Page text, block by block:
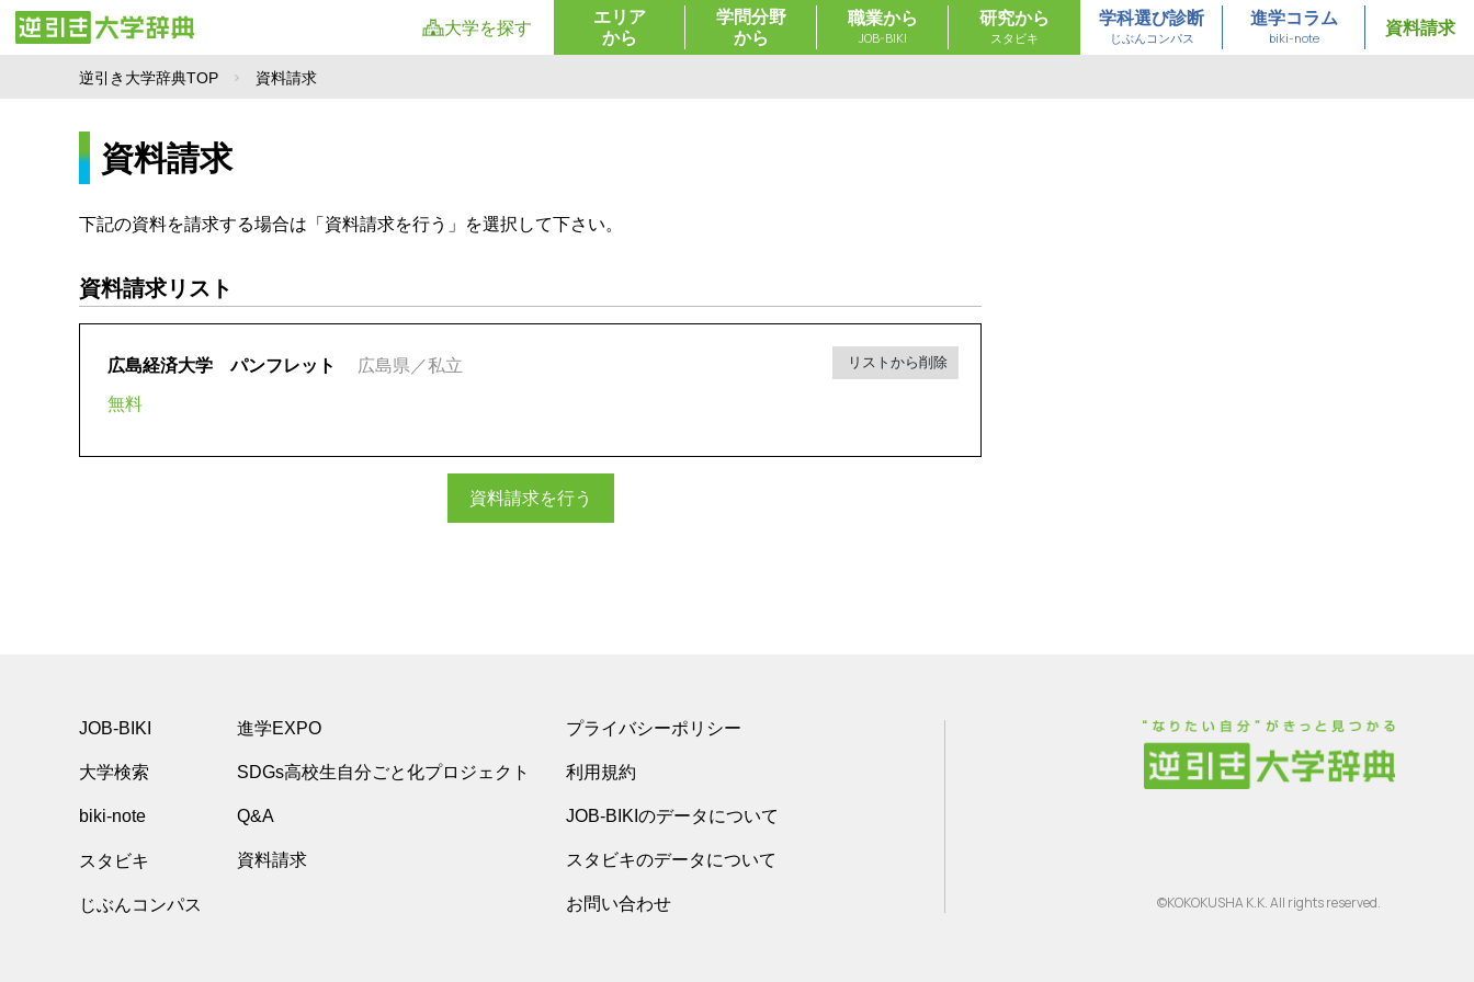
大学を探す
エリア
から
学問分野
から
職業から
JOB-BIKI
研究から
スタビキ
学科選び診断
じぶんコンパス
進学コラム
biki-note
資料請求
逆引き大学辞典TOP 資料請求
資料請求
下記の資料を請求する場合は「資料請求を行う」を選択して下さい。
資料請求リスト
広島経済大学 パンフレット 広島県／私立
無料
リストから削除
資料請求を行う
JOB-BIKI
大学検索
biki-note
スタビキ
じぶんコンパス
進学EXPO
SDGs高校生自分ごと化プロジェクト
Q&A
資料請求
プライバシーポリシー
利用規約
JOB-BIKIのデータについて
スタビキのデータについて
お問い合わせ ©KOKOKUSHA K.K. All rights reserved.